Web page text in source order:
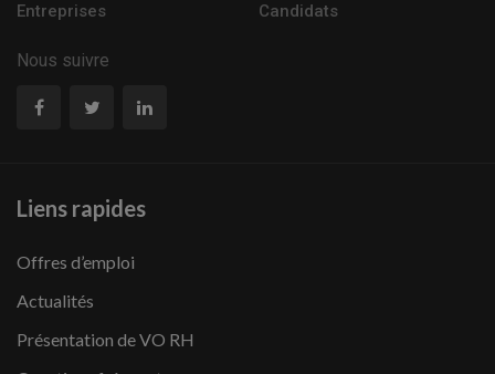
Entreprises Candidats
Nous suivre
Liens rapides
Offres d’emploi
Actualités
Présentation de VO RH